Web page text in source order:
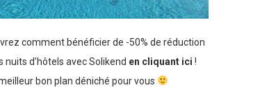
comment bénéficier de -50% de réduction
nuits d’hôtels avec Solikend en cliquant ici !
bon plan déniché pour vous